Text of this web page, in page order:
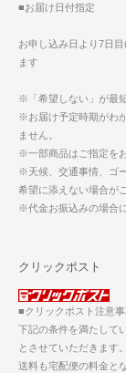
■お届け日付指定
お申し込み日より7日
ます
※「希望しない」が最
※お届け予定時期がわ
ません。
※一部商品はご指定を
※天候、交通事情、ゴ
希望に添えない場合が
※代金お振込みの場合
クリックポスト
■クリックポスト注意事
下記の条件を満たして
とさせていただきます。
送料も宅配便の料金と